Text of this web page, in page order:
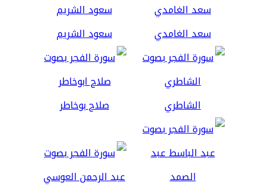
سعد الغامدي سعود الشريم
الشاطري صلاح بوخاطر